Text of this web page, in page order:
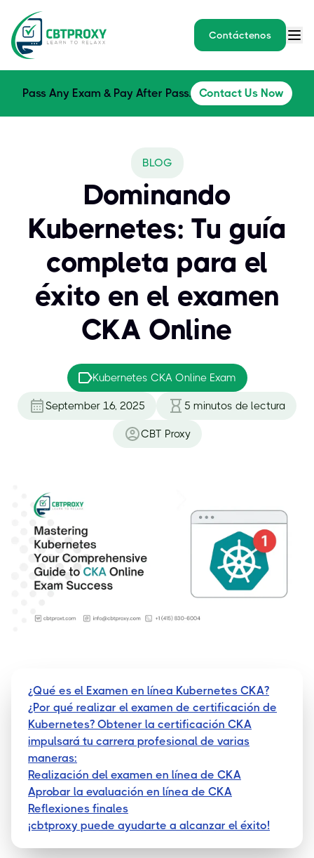
Contáctenos
Pass Any Exam & Pay After Pass. Contact Us Now
BLOG
Dominando
Kubernetes: Tu guía
completa para el
éxito en el examen
CKA Online
Kubernetes CKA Online Exam
September 16, 2025 5 minutos de lectura
CBT Proxy
¿Qué es el Examen en línea Kubernetes CKA?
¿Por qué realizar el examen de certificación de
Kubernetes? Obtener la certificación CKA
impulsará tu carrera profesional de varias
maneras:
Realización del examen en línea de CKA
Aprobar la evaluación en línea de CKA
Reflexiones finales
¡cbtproxy puede ayudarte a alcanzar el éxito!